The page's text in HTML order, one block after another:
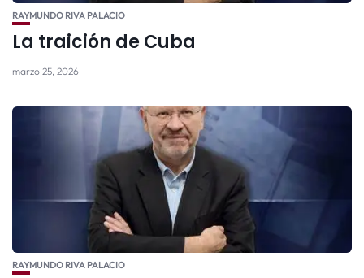
RAYMUNDO RIVA PALACIO
La traición de Cuba
marzo 25, 2026
RAYMUNDO RIVA PALACIO